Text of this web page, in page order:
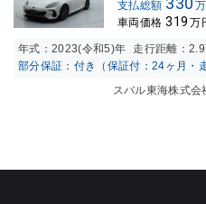
支払総額
車両価格 319 万
年式：2023(令和5)年 走行距離：
部分保証：付き（保証付：24ヶ月・
スバル東海株式